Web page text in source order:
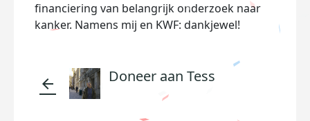
financiering van belangrijk onderzoek naar
kanker. Namens mij en KWF: dankjewel!
arrow_back Doneer aan Tess